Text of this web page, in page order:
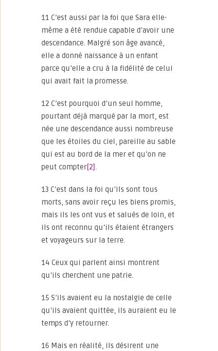
11 C’est aussi par la foi que Sara elle-
même a été rendue capable d’avoir une
descendance. Malgré son âge avancé,
elle a donné naissance à un enfant
parce qu’elle a cru à la fidélité de celui
qui avait fait la promesse.
12 C’est pourquoi d’un seul homme,
pourtant déjà marqué par la mort, est
née une descendance aussi nombreuse
que les étoiles du ciel, pareille au sable
qui est au bord de la mer et qu’on ne
peut compter[2].
13 C’est dans la foi qu’ils sont tous
morts, sans avoir reçu les biens promis,
mais ils les ont vus et salués de loin, et
ils ont reconnu qu’ils étaient étrangers
et voyageurs sur la terre.
14 Ceux qui parlent ainsi montrent
qu’ils cherchent une patrie.
15 S’ils avaient eu la nostalgie de celle
qu’ils avaient quittée, ils auraient eu le
temps d’y retourner.
16 Mais en réalité, ils désirent une